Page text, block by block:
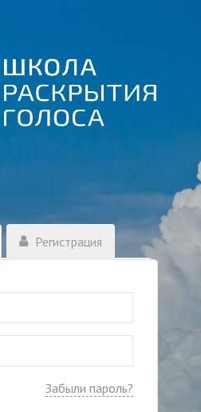
Регистрация
Забыли пароль?